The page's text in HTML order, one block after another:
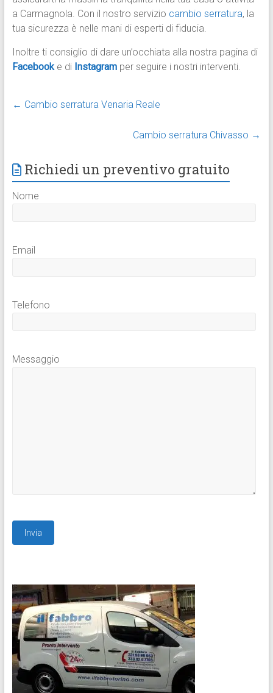
a Carmagnola. Con il nostro servizio cambio serratura, la
tua sicurezza è nelle mani di esperti di fiducia.
Inoltre ti consiglio di dare un’occhiata alla nostra pagina di
Facebook e di Instagram per seguire i nostri interventi.
← Cambio serratura Venaria Reale
Cambio serratura Chivasso →
Richiedi un preventivo gratuito
Nome
Email
Telefono
Messaggio